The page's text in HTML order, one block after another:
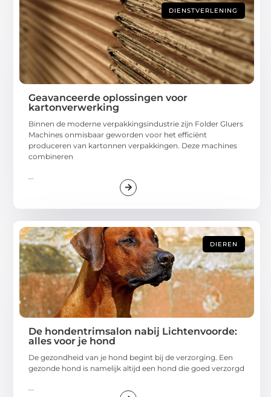
DIENSTVERLENING
Geavanceerde oplossingen voor
kartonverwerking
Binnen de moderne verpakkingsindustrie zijn Folder Gluers
Machines onmisbaar geworden voor het efficiënt
produceren van kartonnen verpakkingen. Deze machines
combineren
DIEREN
De hondentrimsalon nabij Lichtenvoorde:
alles voor je hond
De gezondheid van je hond begint bij de verzorging. Een
gezonde hond is namelijk altijd een hond die goed verzorgd
...